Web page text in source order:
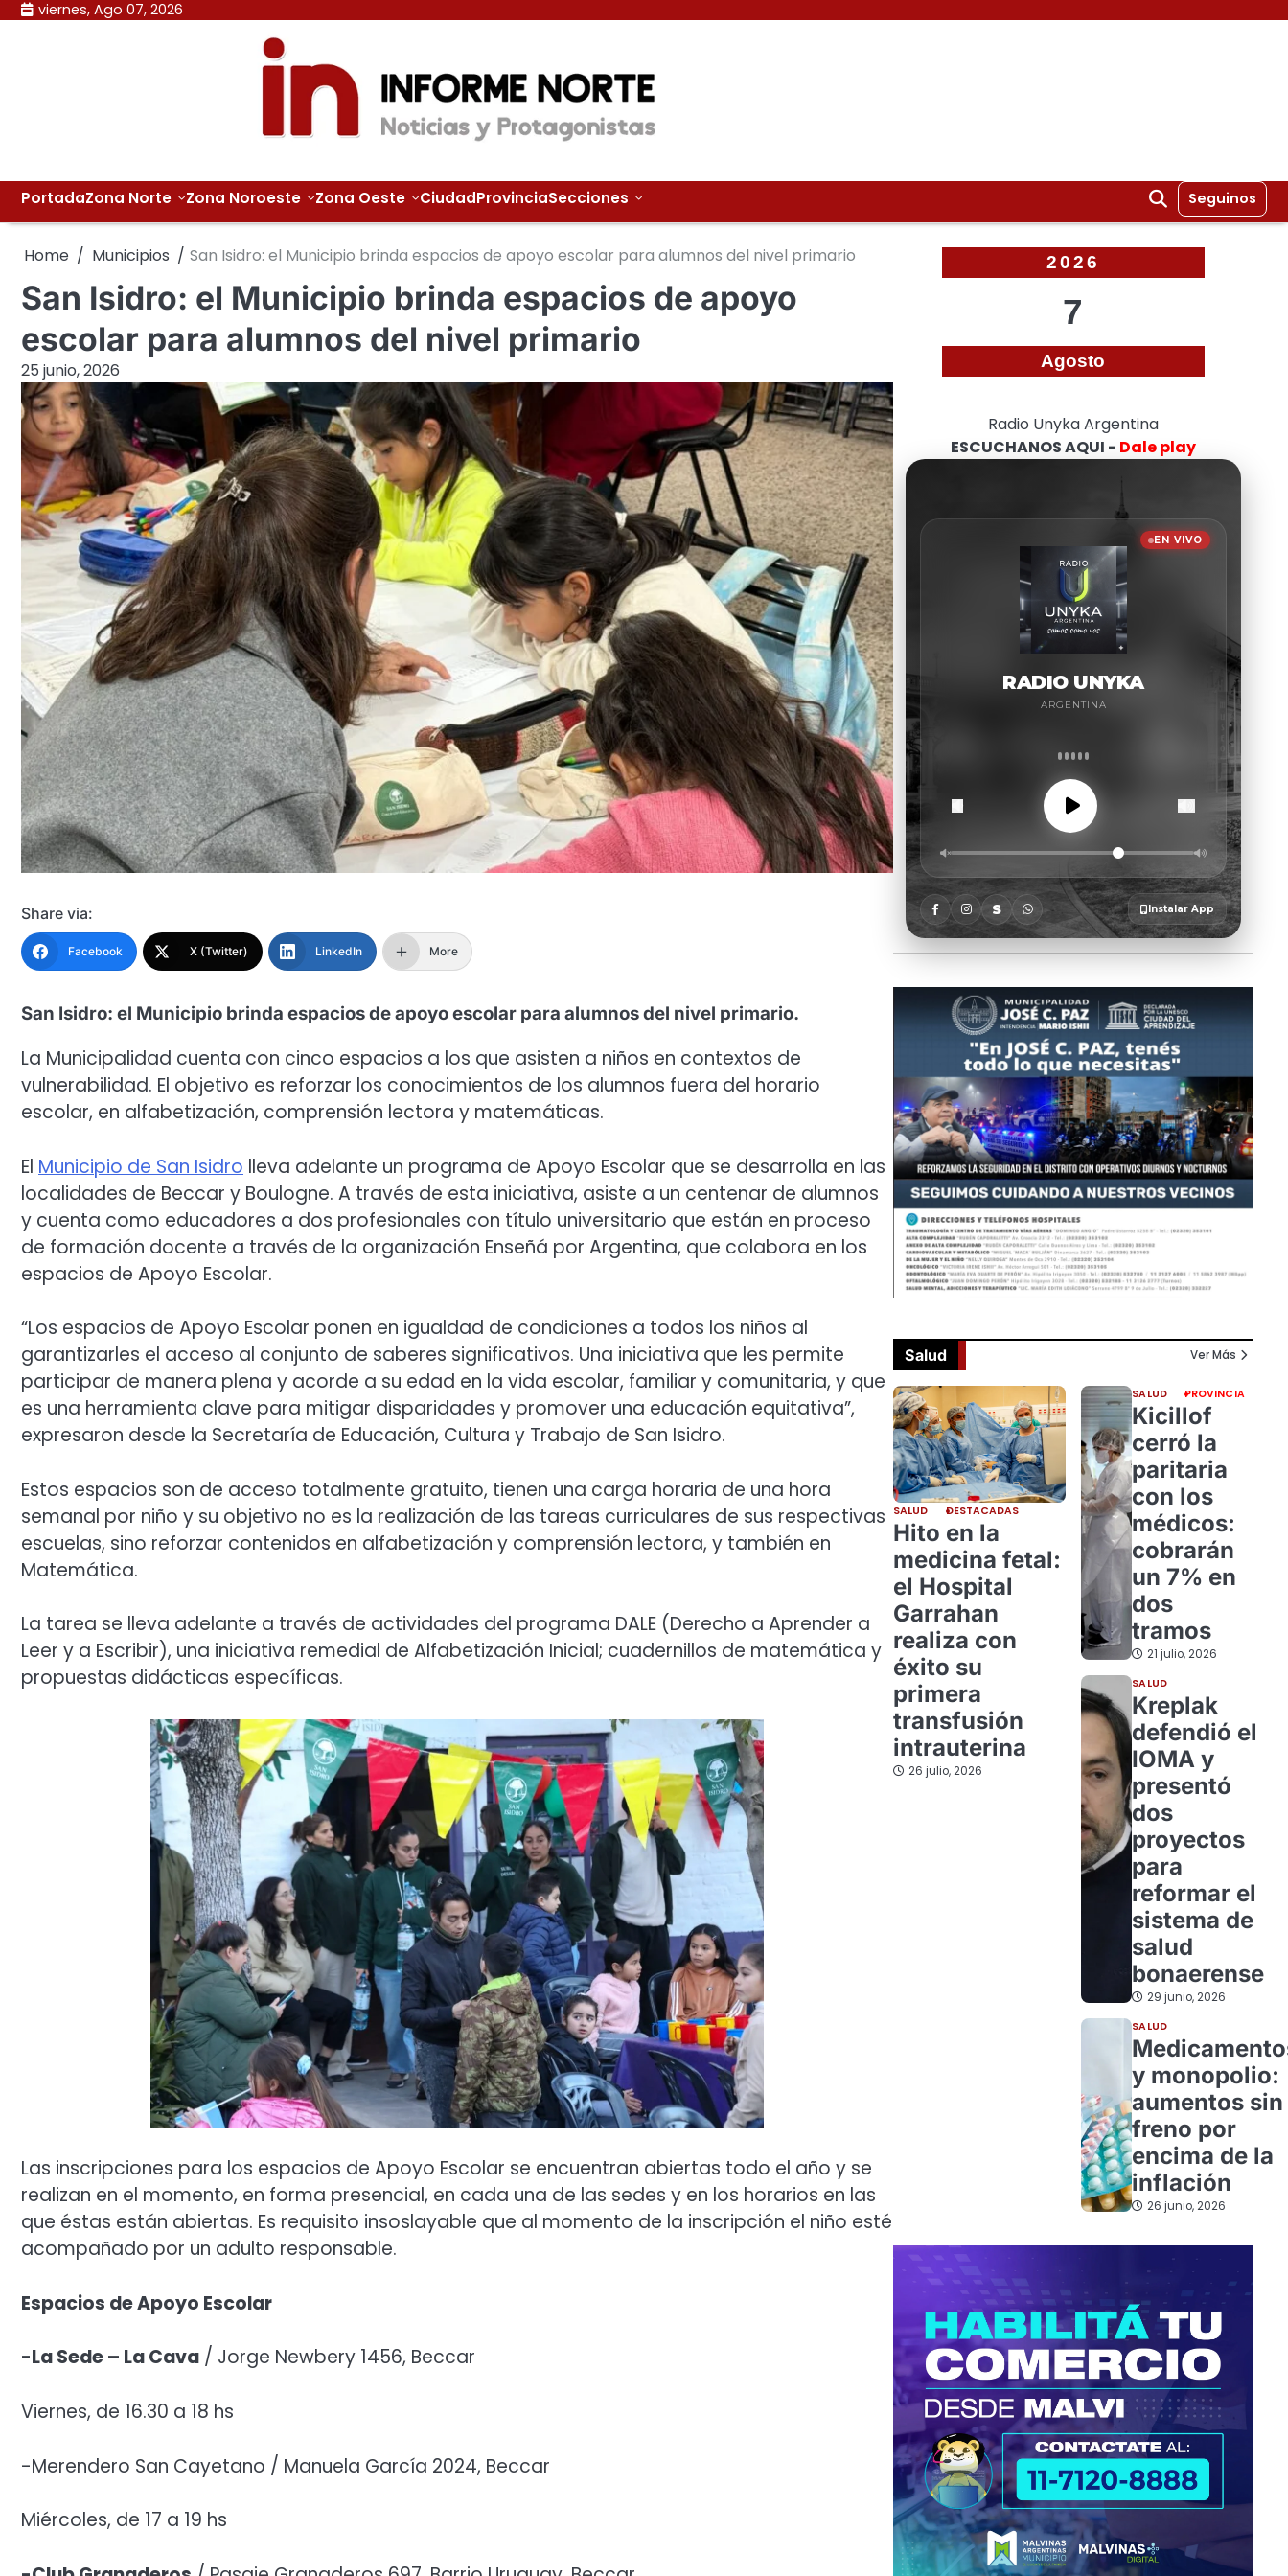
Skip viernes, Ago 07, 2026
PortadaZona Norte Zona Noroeste Zona Oeste CiudadProvinciaSecciones Seguinos
Home Municipios San Isidro: el Municipio brinda espacios de apoyo escolar para alumnos del nivel primario
San Isidro: el Municipio brinda espacios de apoyo
escolar para alumnos del nivel primario
25 junio, 2026
Share via:
Facebook X (Twitter) LinkedIn More
San Isidro: el Municipio brinda espacios de apoyo escolar para alumnos del nivel primario.
La Municipalidad cuenta con cinco espacios a los que asisten a niños en contextos de
vulnerabilidad. El objetivo es reforzar los conocimientos de los alumnos fuera del horario
escolar, en alfabetización, comprensión lectora y matemáticas.
El Municipio de San Isidro lleva adelante un programa de Apoyo Escolar que se desarrolla en las
localidades de Beccar y Boulogne. A través de esta iniciativa, asiste a un centenar de alumnos
y cuenta como educadores a dos profesionales con título universitario que están en proceso
de formación docente a través de la organización Enseñá por Argentina, que colabora en los
espacios de Apoyo Escolar.
“Los espacios de Apoyo Escolar ponen en igualdad de condiciones a todos los niños al
garantizarles el acceso al conjunto de saberes significativos. Una iniciativa que les permite
participar de manera plena y acorde a su edad en la vida escolar, familiar y comunitaria, y que
es una herramienta clave para mitigar disparidades y promover una educación equitativa”,
expresaron desde la Secretaría de Educación, Cultura y Trabajo de San Isidro.
Estos espacios son de acceso totalmente gratuito, tienen una carga horaria de una hora
semanal por niño y su objetivo no es la realización de las tareas curriculares de sus respectivas
escuelas, sino reforzar contenidos en alfabetización y comprensión lectora, y también en
Matemática.
La tarea se lleva adelante a través de actividades del programa DALE (Derecho a Aprender a
Leer y a Escribir), una iniciativa remedial de Alfabetización Inicial; cuadernillos de matemática y
propuestas didácticas específicas.
Las inscripciones para los espacios de Apoyo Escolar se encuentran abiertas todo el año y se
realizan en el momento, en forma presencial, en cada una de las sedes y en los horarios en las
que éstas están abiertas. Es requisito insoslayable que al momento de la inscripción el niño esté
acompañado por un adulto responsable.
Espacios de Apoyo Escolar
-La Sede – La Cava / Jorge Newbery 1456, Beccar
Viernes, de 16.30 a 18 hs
-Merendero San Cayetano / Manuela García 2024, Beccar
Miércoles, de 17 a 19 hs
2026
7
Agosto
Radio Unyka Argentina
ESCUCHANOS AQUI - Dale play
Salud Ver Más
SALUD DESTACADAS
Hito en la
medicina fetal:
el Hospital
Garrahan
realiza con
éxito su
primera
transfusión
intrauterina
26 julio, 2026
SALUD PROVINCIA
Kicillof
cerró la
paritaria
con los
médicos:
cobrarán
un 7% en
dos
tramos
21 julio, 2026
SALUD
Kreplak
defendió el
IOMA y
presentó
dos
proyectos
para
reformar el
sistema de
salud
bonaerense
29 junio, 2026
SALUD
y monopolio:
aumentos sin
freno por
encima de la
inflación
26 junio, 2026